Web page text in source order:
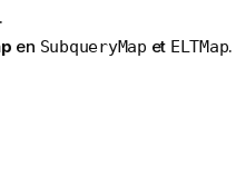
.
en SubqueryMap et ELTMap.